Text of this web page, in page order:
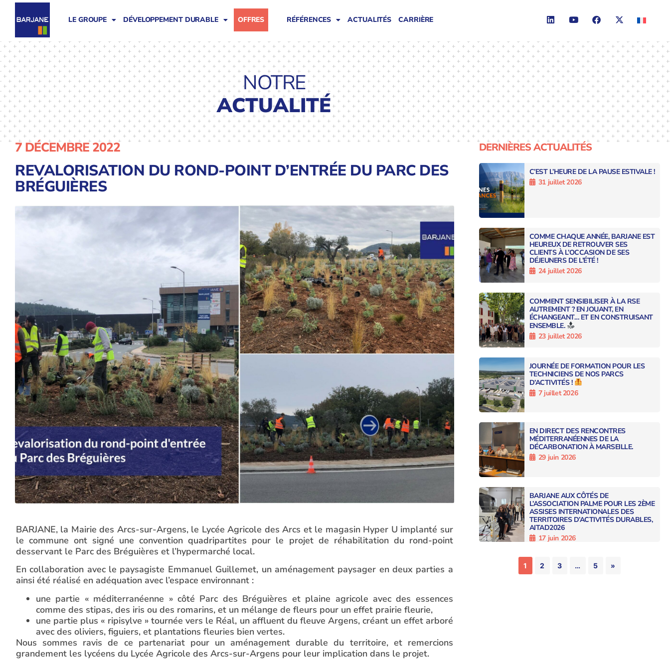
LE GROUPE DÉVELOPPEMENT DURABLE OFFRES RÉFÉRENCES ACTUALITÉS CARRIÈRE
NOTRE
ACTUALITÉ
7 DÉCEMBRE 2022
REVALORISATION DU ROND-POINT D’ENTRÉE DU PARC DES
BRÉGUIÈRES
BARJANE, la Mairie des Arcs-sur-Argens, le Lycée Agricole des Arcs et le magasin Hyper U implanté sur
le commune ont signé une convention quadripartites pour le projet de réhabilitation du rond-point
desservant le Parc des Bréguières et l’hypermarché local.
En collaboration avec le paysagiste Emmanuel Guillemet, un aménagement paysager en deux parties a
ainsi été réalisé en adéquation avec l’espace environnant :
une partie « méditerranéenne » côté Parc des Bréguières et plaine agricole avec des essences
comme des stipas, des iris ou des romarins, et un mélange de fleurs pour un effet prairie fleurie,
une partie plus « ripisylve » tournée vers le Réal, un affluent du fleuve Argens, créant un effet arboré
avec des oliviers, figuiers, et plantations fleuries bien vertes.
Nous sommes ravis de ce partenariat pour un aménagement durable du territoire, et remercions
grandement les lycéens du Lycée Agricole des Arcs-sur-Argens pour leur implication dans le projet.
DERNIÈRES ACTUALITÉS
C’EST L’HEURE DE LA PAUSE ESTIVALE !
31 juillet 2026
COMME CHAQUE ANNÉE, BARJANE EST
HEUREUX DE RETROUVER SES
CLIENTS À L’OCCASION DE SES
DÉJEUNERS DE L’ÉTÉ !
24 juillet 2026
COMMENT SENSIBILISER À LA RSE
AUTREMENT ? EN JOUANT, EN
ÉCHANGEANT… ET EN CONSTRUISANT
ENSEMBLE.
23 juillet 2026
JOURNÉE DE FORMATION POUR LES
TECHNICIENS DE NOS PARCS
D’ACTIVITÉS !
7 juillet 2026
EN DIRECT DES RENCONTRES
MÉDITERRANÉENNES DE LA
DÉCARBONATION À MARSEILLE.
29 juin 2026
BARJANE AUX CÔTÉS DE
L’ASSOCIATION PALME POUR LES 2ÈME
ASSISES INTERNATIONALES DES
TERRITOIRES D’ACTIVITÉS DURABLES,
AITAD2026
17 juin 2026
1 2 3 … 5 »